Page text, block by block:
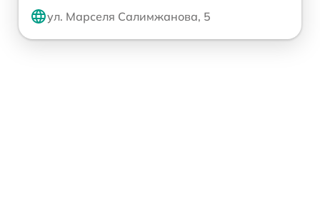
ул. Марселя Салимжанова, 5